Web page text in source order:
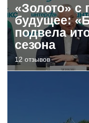
«Золото» с
будущее:
подвела
сезона
12 отзывов